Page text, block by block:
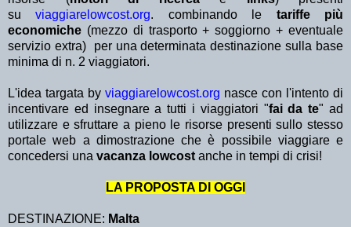
suviaggiarelowcost.org. combinando le tariffe più
economiche (mezzo di trasporto + soggiorno + eventuale
servizio extra)
per una determinata destinazione sulla base
minima di n. 2 viaggiatori.
L'idea targata by viaggiarelowcost.org nasce con l'intento di
incentivare ed insegnare a tutti i viaggiatori "fai da te" ad
utilizzare e sfruttare a pieno le risorse presenti sullo stesso
portale web a dimostrazione che è possibile viaggiare e
concedersi una vacanza lowcost anche in tempi di crisi!
LA PROPOSTA DI OGGI
DESTINAZIONE: Malta